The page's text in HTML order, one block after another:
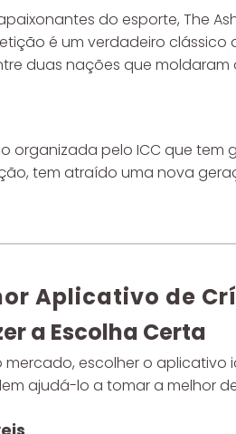
do esporte, The
é um verdadeiro
duas nações que
organizada pelo ICC que
tem atraído uma nova
Aplicativo de
a Escolha Certa
escolher o
ajudá-lo a tomar a melhor